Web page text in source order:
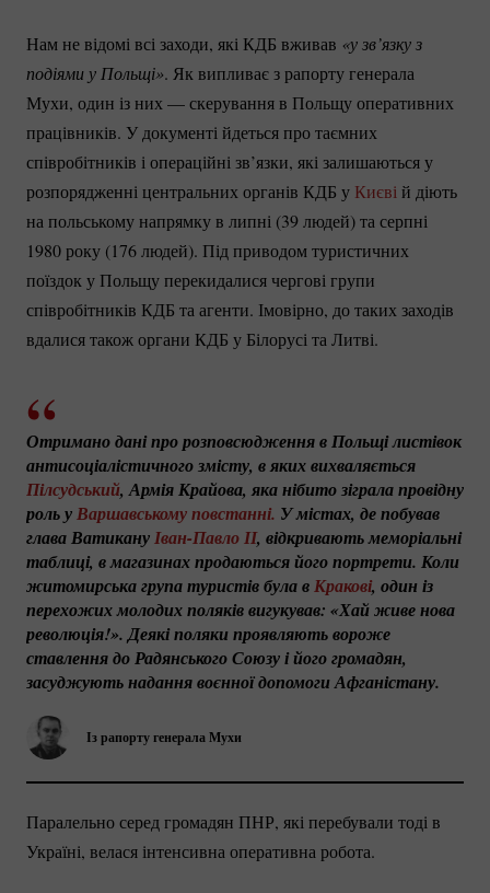
Нам не відомі всі заходи, які КДБ вживав «у зв’язку з
подіями у Польщі». Як випливає з рапорту генерала
Мухи, один із них — скерування в Польщу оперативних
працівників. У документі йдеться про таємних
співробітників і операційні зв’язки, які залишаються у
розпорядженні центральних органів КДБ у Києві й діють
на польському напрямку в липні (39 людей) та серпні
1980 року (176 людей). Під приводом туристичних
поїздок у Польщу перекидалися чергові групи
співробітників КДБ та агенти. Імовірно, до таких заходів
вдалися також органи КДБ у Білорусі та Литві.
Із рапорту генерала Мухи
Отримано дані про розповсюдження в Польщі листівок
Пілсудський, Армія Крайова, яка нібито зіграла провідну
роль у Варшавському повстанні. У містах, де побував
глава Ватикану Іван-Павло ІІ, відкривають меморіальні
таблиці, в магазинах продаються його портрети. Коли
житомирська група туристів була в Кракові, один із
перехожих молодих поляків вигукував: «Хай живе нова
революція!». Деякі поляки проявляють вороже
ставлення до Радянського Союзу і його громадян,
засуджують надання воєнної допомоги Афганістану.
Паралельно серед громадян ПНР, які перебували тоді в
Україні, велася інтенсивна оперативна робота.